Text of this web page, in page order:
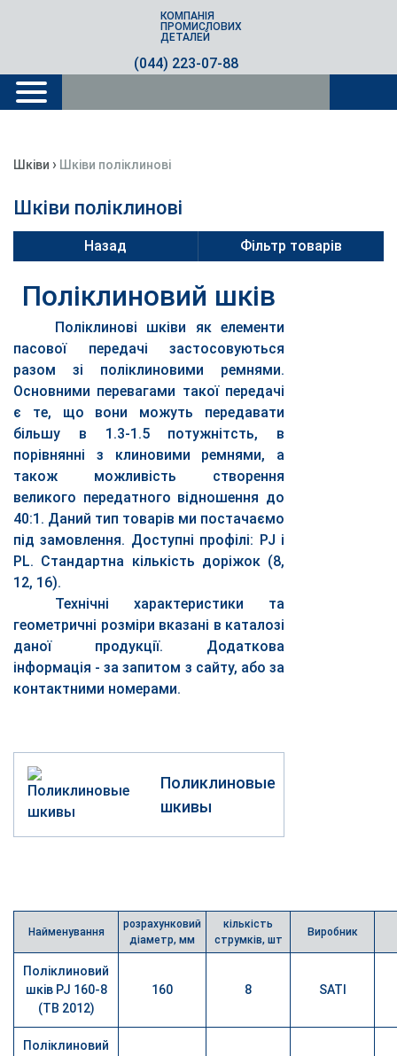
(044) 223-07-88
КОМПАНІЯ
ПРОМИСЛОВИХ
ДЕТАЛЕЙ
Шківи › Шківи поліклинові
Шківи поліклинові
Назад Фільтр товарів
Поліклиновий шків
Поліклинові шківи як елементи
пасової передачі застосовуються
разом зі поліклиновими ремнями.
Основними перевагами такої передачі
є те, що вони можуть передавати
більшу в 1.3-1.5 потужнітсть, в
порівнянні з клиновими ремнями, а
також можливість створення
великого передатного відношення до
40:1. Даний тип товарів ми постачаємо
під замовлення. Доступні профілі: PJ і
PL. Стандартна кількість доріжок (8,
12, 16).
Технічні характеристики та
геометричні розміри вказані в каталозі
даної продукції. Додаткова
інформація - за запитом з сайту, або за
контактними номерами.
Поликлиновые
шкивы
Найменування
розрахунковий
діаметр, мм
кількість
струмків, шт
Виробник
Поліклиновий
шків PJ 160-8
(TB 2012)
160 8 SATI
Поліклиновий